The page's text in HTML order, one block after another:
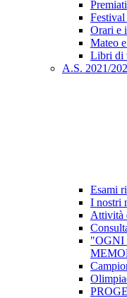
Orari e
Mateo
Libri di
A.S. 2021/
Esami
I nostri
Attività
"OGNI